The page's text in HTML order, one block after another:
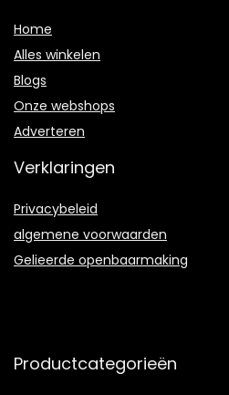
Home
Alles winkelen
Blogs
Onze webshops
Adverteren
Verklaringen
Privacybeleid
algemene voorwaarden
Gelieerde openbaarmaking
Productcategorieën